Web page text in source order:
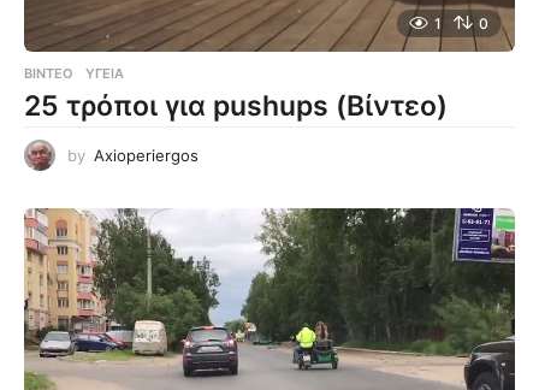
1 0
ΒΊΝΤΕΟ ΥΓΕΊΑ
25 τρόποι για pushups (Βίντεο)
by Axioperiergos